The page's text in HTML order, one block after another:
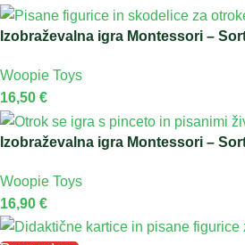
Izobraževalna igra Montessori –
Woopie Toys
16,50 €
Izobraževalna igra Montessori –
Woopie Toys
16,90 €